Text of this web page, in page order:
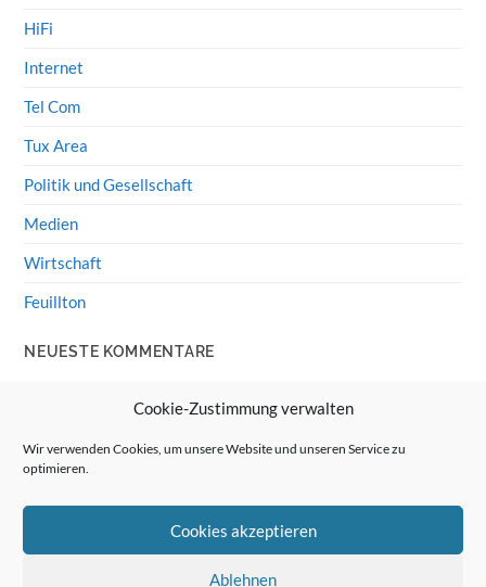
Cookie-Zustimmung verwalten
Wir verwenden Cookies, um unsere Website und unseren Service zu
optimieren.
Cookies akzeptieren
Ablehnen
HiFi
Internet
Tel Com
Tux Area
Politik und Gesellschaft
Medien
Wirtschaft
Feuillton
NEUESTE KOMMENTARE
Wolff von Rechenberg
Linux Mint: Google Drive integrieren
HiFi-Klassiker: Celestion 3